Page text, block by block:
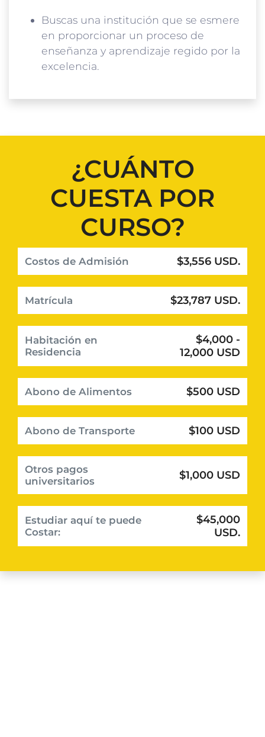
Buscas una institución que se esmere
en proporcionar un proceso de
enseñanza y aprendizaje regido por la
excelencia.
¿CUÁNTO
CUESTA POR
CURSO?
Costos de Admisión $3,556 USD.
Matrícula $23,787 USD.
Habitación en
Residencia
$4,000 -
12,000 USD
Abono de Alimentos $500 USD
Abono de Transporte $100 USD
Otros pagos
universitarios
$1,000 USD
Estudiar aquí te puede
Costar:
$45,000
USD.